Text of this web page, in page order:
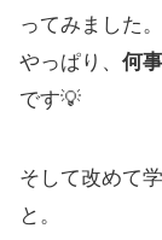
ってみました。
やっぱり、 何
です💡
そして改めて
と。